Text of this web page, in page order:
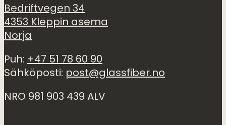
Bedriftvegen 34
4353 Kleppin asema
Norja
Puh:+47 51 78 60 90
Sähköposti: post@glassfiber.no
NRO 981 903 439 ALV